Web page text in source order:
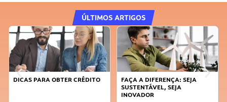
ÚLTIMOS ARTIGOS
DICAS PARA OBTER CRÉDITO
FAÇA A DIFERENÇA: SEJA
SUSTENTÁVEL, SEJA
INOVADOR